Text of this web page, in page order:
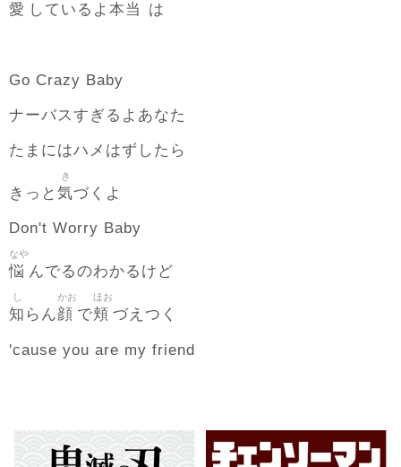
愛 しているよ 本当 は
Go Crazy Baby
ナーバスすぎるよあなた
たまにはハメはずしたら
きっと 気
き
づくよ
Don't Worry Baby
悩
なや
んでるのわかるけど
知
し
らん顔
かお
で頬
ほお
づえつく
'cause you are my friend